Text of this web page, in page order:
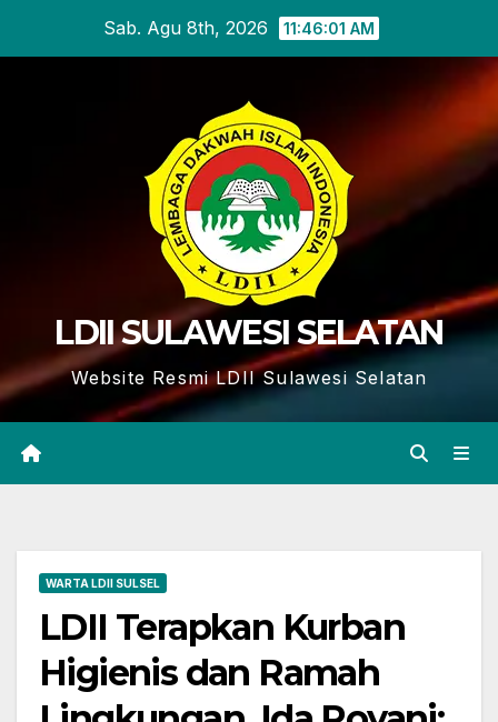
Sab. Agu 8th, 2026 11:46:02 AM
LDII SULAWESI SELATAN
Website Resmi LDII Sulawesi Selatan
WARTA LDII SULSEL
LDII Terapkan Kurban
Higienis dan Ramah